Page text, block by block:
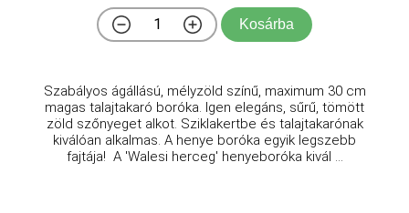
Kosárba
Szabályos ágállású, mélyzöld színű, maximum 30 cm
magas talajtakaró boróka. Igen elegáns, sűrű, tömött
zöld szőnyeget alkot. Sziklakertbe és talajtakarónak
kiválóan alkalmas. A henye boróka egyik legszebb
fajtája! A 'Walesi herceg' henyeboróka kivál ...